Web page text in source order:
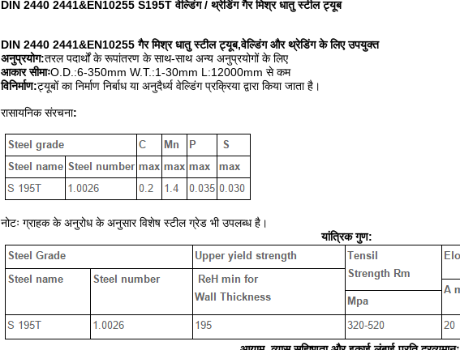
DIN 2440 2441&EN10255 S195T वेल्डिंग / थ्रेडिंग गैर मिश्र धातु स्टील ट्यूब
DIN 2440 2441&EN10255 गैर मिश्र धातु स्टील ट्यूब,वेल्डिंग और थ्रेडिंग के लिए उपयुक्त
अनुप्रयोग:तरल पदार्थों के रूपांतरण के साथ-साथ अन्य अनुप्रयोगों के लिए
आकार सीमाःO.D.:6-350mm W.T.:1-30mm L:12000mm से कम
विनिर्माण:ट्यूबों का निर्माण निर्बाध या अनुदैर्ध्य वेल्डिंग प्रक्रिया द्वारा किया जाता है।
रासायनिक संरचना:
नोटः ग्राहक के अनुरोध के अनुसार विशेष स्टील ग्रेड भी उपलब्ध है।
यांत्रिक गुण: